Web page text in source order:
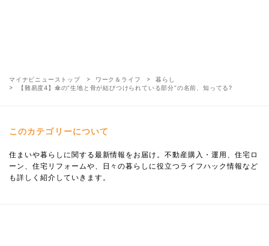
マイナビニューストップ ワーク＆ライフ
暮らし
【難易度4】傘の“生地と骨が結びつけられている部分”の名前、知ってる?
このカテゴリーについて
住まいや暮らしに関する最新情報をお届け。不動産購入・運用、住宅ロ
ーン、住宅リフォームや、日々の暮らしに役立つライフハック情報など
も詳しく紹介していきます。